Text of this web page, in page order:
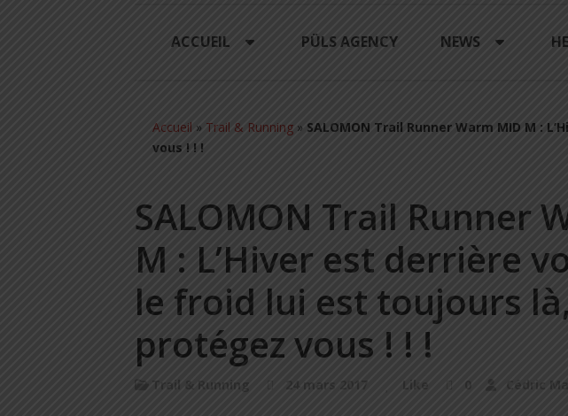
ACCUEIL PÜLS AGENCY NEWS
Accueil » Trail & Running » SALOMON Trail Runner Warm MID M :
vous ! ! !
SALOMON Trail Runner
M : L’Hiver est derrière
le froid lui est toujours
protégez vous ! ! !
Trail & Running 24 mars 2017 Like 0 Cédric